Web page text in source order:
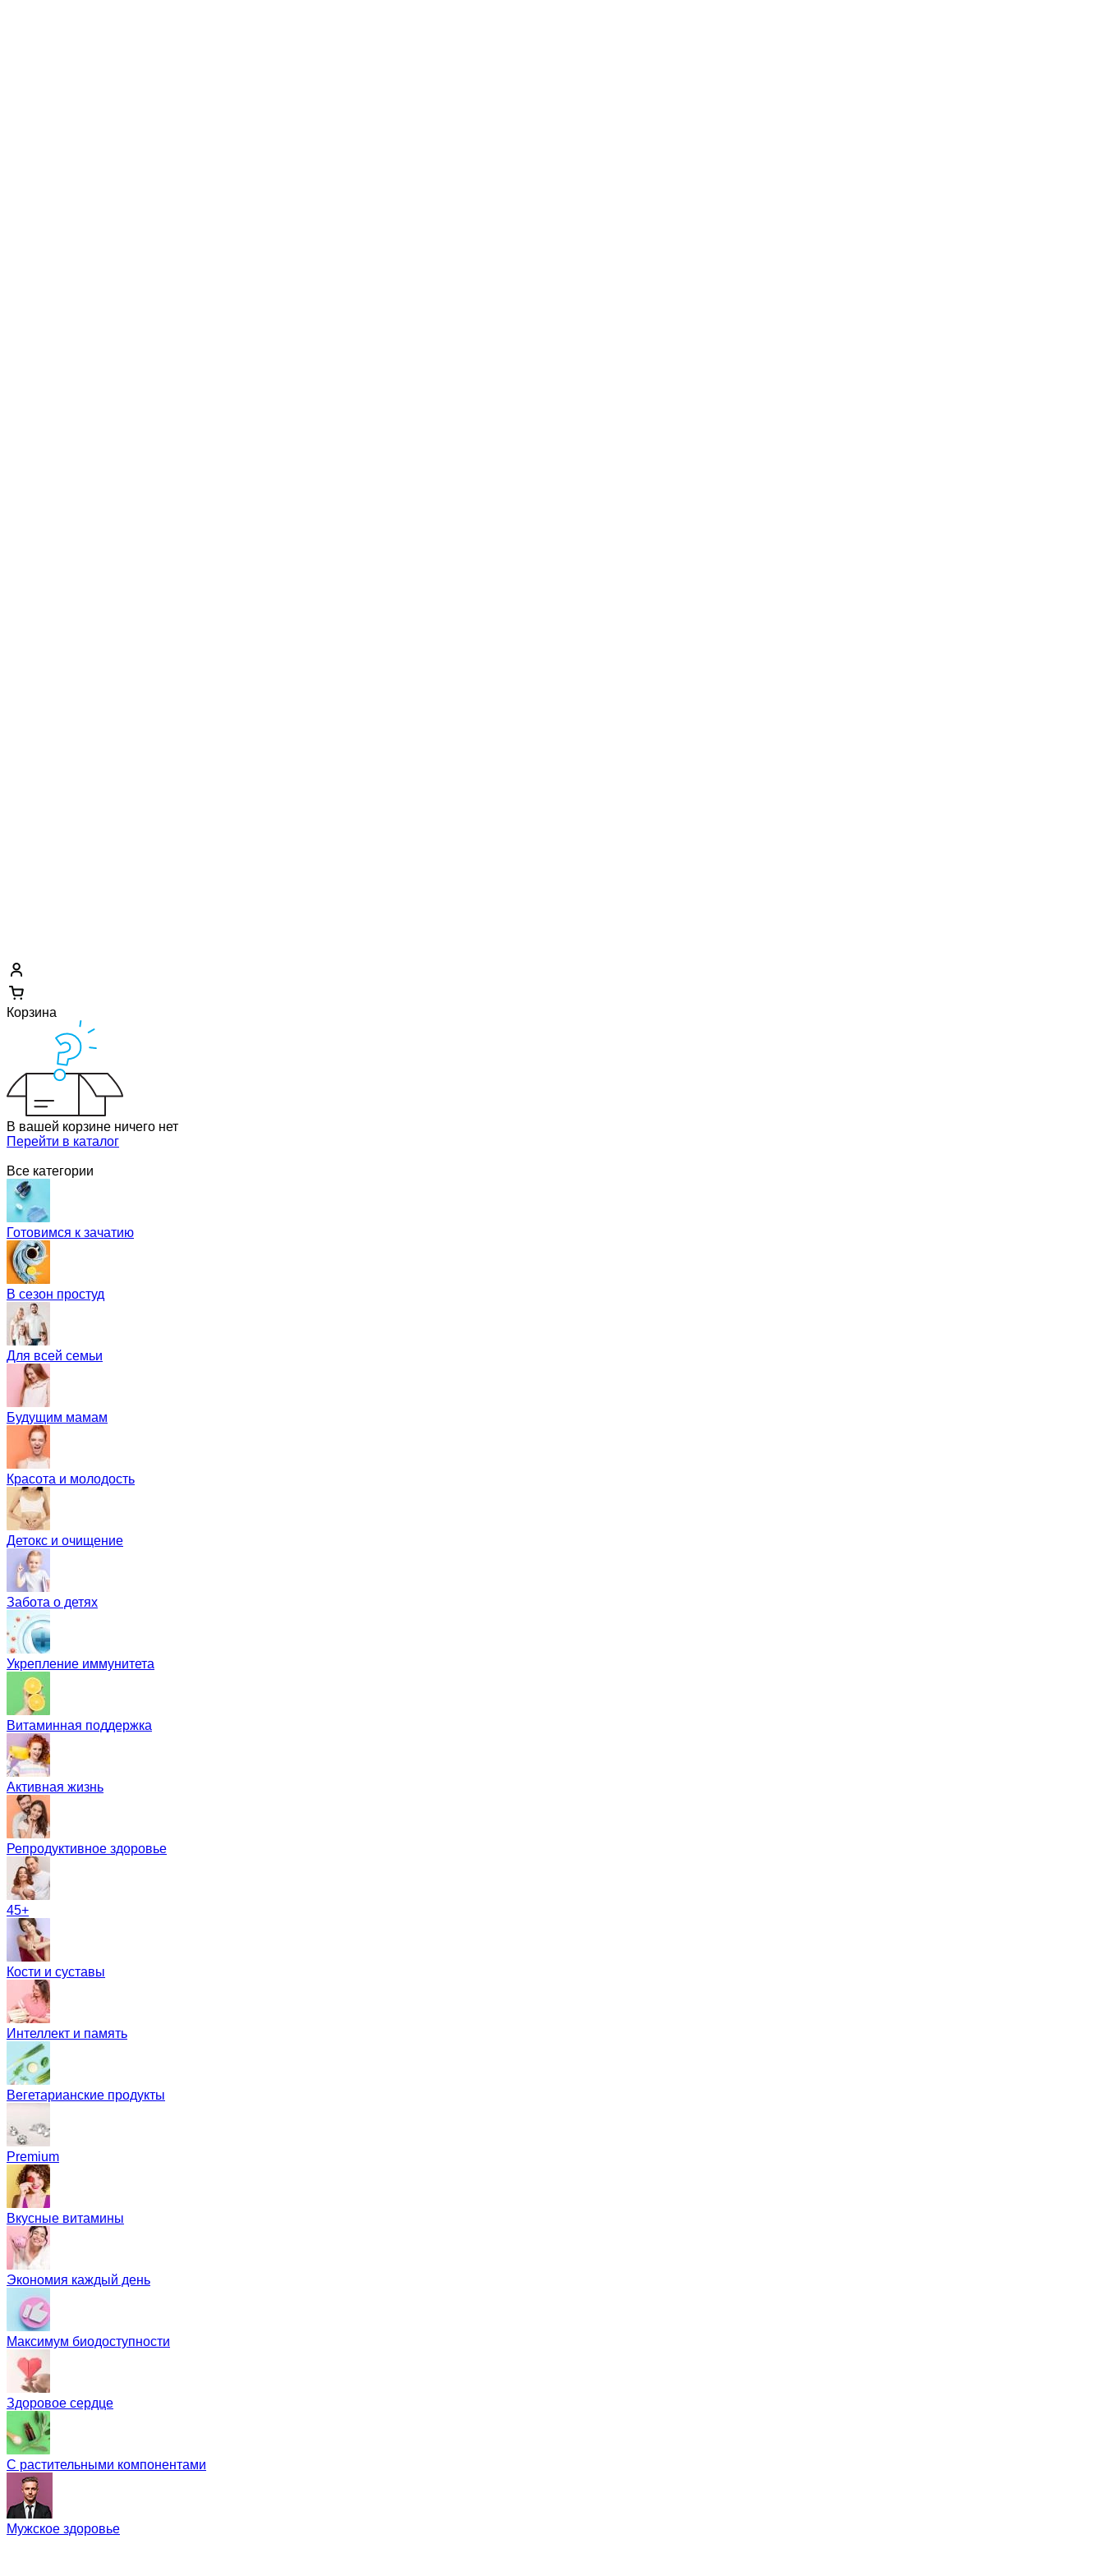
Корзина
В вашей корзине ничего нет
Перейти в каталог
Все категории
Готовимся к зачатию
В сезон простуд
Для всей семьи
Будущим мамам
Красота и молодость
Детокс и очищение
Забота о детях
Укрепление иммунитета
Витаминная поддержка
Активная жизнь
Репродуктивное здоровье
45+
Кости и суставы
Интеллект и память
Вегетарианские продукты
Premium
Вкусные витамины
Экономия каждый день
Максимум биодоступности
Здоровое сердце
С растительными компонентами
Мужское здоровье